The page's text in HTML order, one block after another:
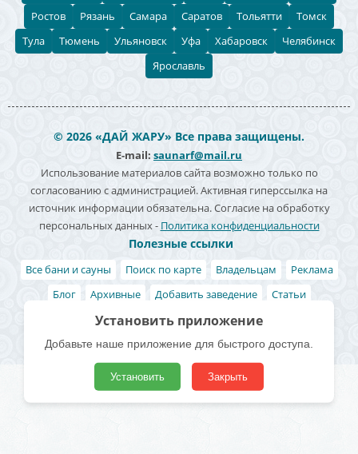
Ростов
Рязань Самара Саратов Тольятти
Томск
Тула
Тюмень Ульяновск Уфа Хабаровск
Челябинск
Ярославль
© 2026 «ДАЙ ЖАРУ» Все права защищены.
E-mail: saunarf@mail.ru
Использование материалов сайта возможно только по
согласованию с администрацией. Активная гиперссылка на
источник информации обязательна. Согласие на обработку
персональных данных - Политика конфиденциальности
Полезные ссылки
Все бани и сауны Поиск по карте Владельцам
Реклама
Блог
Архивные Добавить заведение
Статьи
Акции и скидки
Статистика заведений
Установить приложение
Добавьте наше приложение для быстрого доступа.
Установить Закрыть